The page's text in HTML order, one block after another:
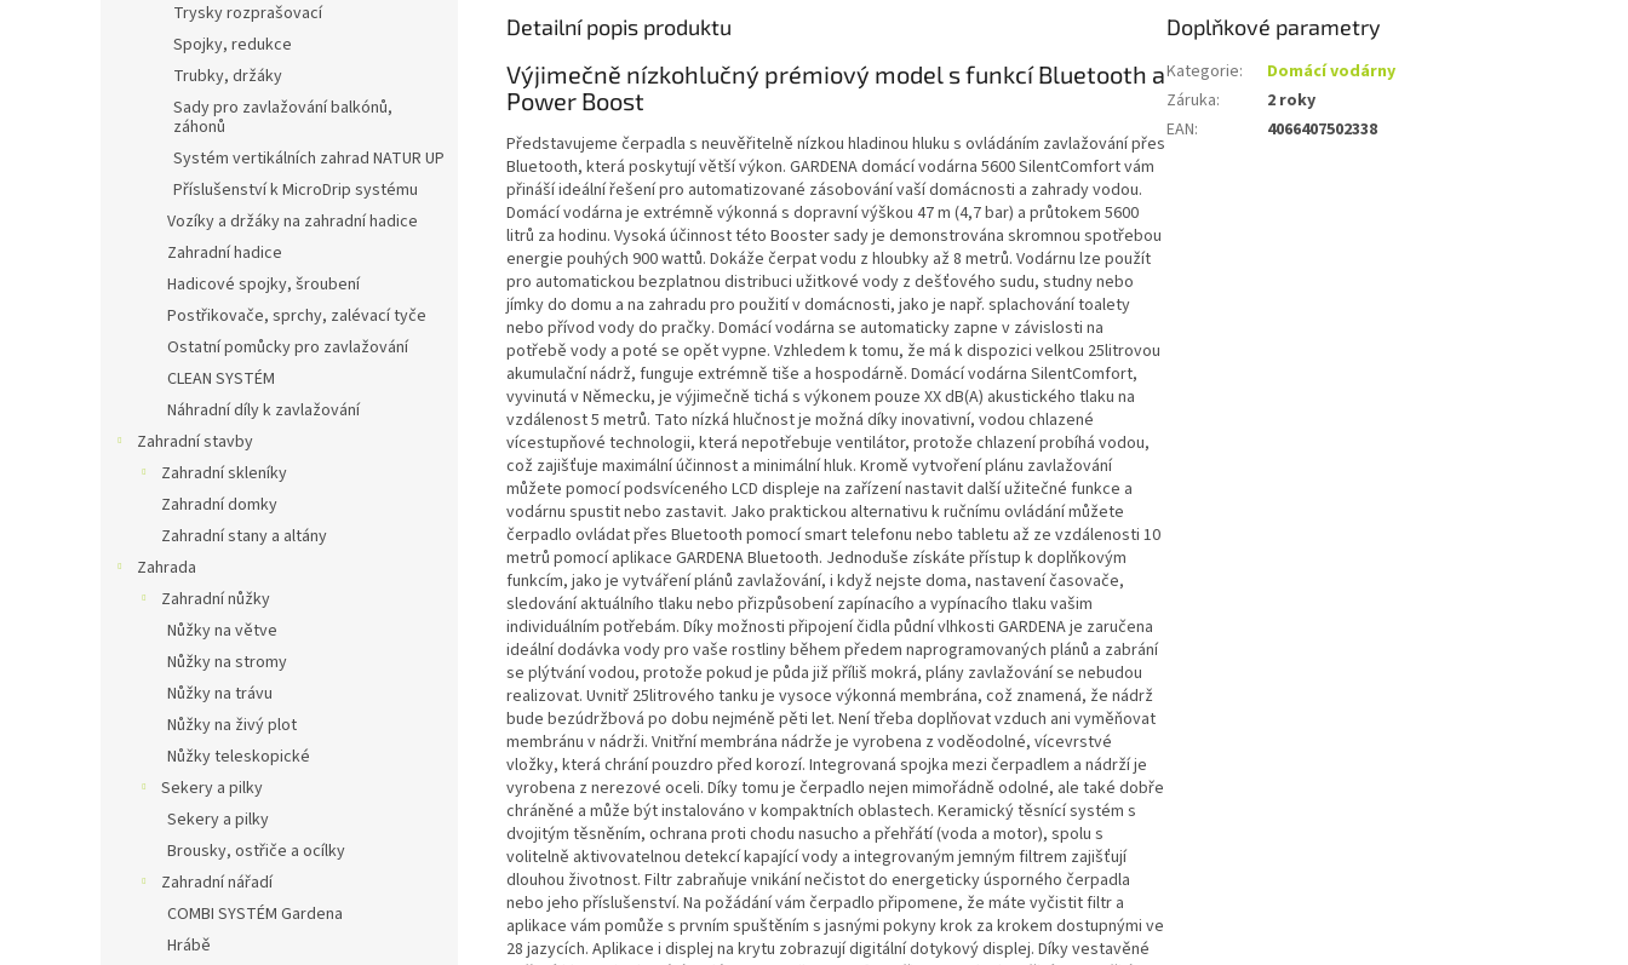
Trysky rozprašovací
Spojky, redukce
Trubky, držáky
Sady pro zavlažování balkónů,
záhonů
Systém vertikálních zahrad NATUR UP
Příslušenství k MicroDrip systému
Vozíky a držáky na zahradní hadice
Zahradní hadice
Hadicové spojky, šroubení
Postřikovače, sprchy, zalévací tyče
Ostatní pomůcky pro zavlažování
CLEAN SYSTÉM
Náhradní díly k zavlažování
Zahradní stavby
Zahradní skleníky
Zahradní domky
Zahradní stany a altány
Zahrada
Zahradní nůžky
Nůžky na větve
Nůžky na stromy
Nůžky na trávu
Nůžky na živý plot
Nůžky teleskopické
Sekery a pilky
Sekery a pilky
Brousky, ostřiče a ocílky
Zahradní nářadí
COMBI SYSTÉM Gardena
Hrábě
Detailní popis produktu
Výjimečně nízkohlučný prémiový model s funkcí Bluetooth a
Power Boost
Představujeme čerpadla s neuvěřitelně nízkou hladinou hluku s ovládáním zavlažování přes
Bluetooth, která poskytují větší výkon. GARDENA domácí vodárna 5600 SilentComfort vám
přináší ideální řešení pro automatizované zásobování vaší domácnosti a zahrady vodou.
Domácí vodárna je extrémně výkonná s dopravní výškou 47 m (4,7 bar) a průtokem 5600
litrů za hodinu. Vysoká účinnost této Booster sady je demonstrována skromnou spotřebou
energie pouhých 900 wattů. Dokáže čerpat vodu z hloubky až 8 metrů. Vodárnu lze použít
pro automatickou bezplatnou distribuci užitkové vody z dešťového sudu, studny nebo
jímky do domu a na zahradu pro použití v domácnosti, jako je např. splachování toalety
nebo přívod vody do pračky. Domácí vodárna se automaticky zapne v závislosti na
potřebě vody a poté se opět vypne. Vzhledem k tomu, že má k dispozici velkou 25litrovou
akumulační nádrž, funguje extrémně tiše a hospodárně. Domácí vodárna SilentComfort,
vyvinutá v Německu, je výjimečně tichá s výkonem pouze XX dB(A) akustického tlaku na
vzdálenost 5 metrů. Tato nízká hlučnost je možná díky inovativní, vodou chlazené
vícestupňové technologii, která nepotřebuje ventilátor, protože chlazení probíhá vodou,
což zajišťuje maximální účinnost a minimální hluk. Kromě vytvoření plánu zavlažování
můžete pomocí podsvíceného LCD displeje na zařízení nastavit další užitečné funkce a
vodárnu spustit nebo zastavit. Jako praktickou alternativu k ručnímu ovládání můžete
čerpadlo ovládat přes Bluetooth pomocí smart telefonu nebo tabletu až ze vzdálenosti 10
metrů pomocí aplikace GARDENA Bluetooth. Jednoduše získáte přístup k doplňkovým
funkcím, jako je vytváření plánů zavlažování, i když nejste doma, nastavení časovače,
sledování aktuálního tlaku nebo přizpůsobení zapínacího a vypínacího tlaku vašim
individuálním potřebám. Díky možnosti připojení čidla půdní vlhkosti GARDENA je zaručena
ideální dodávka vody pro vaše rostliny během předem naprogramovaných plánů a zabrání
se plýtvání vodou, protože pokud je půda již příliš mokrá, plány zavlažování se nebudou
realizovat. Uvnitř 25litrového tanku je vysoce výkonná membrána, což znamená, že nádrž
bude bezúdržbová po dobu nejméně pěti let. Není třeba doplňovat vzduch ani vyměňovat
membránu v nádrži. Vnitřní membrána nádrže je vyrobena z voděodolné, vícevrstvé
vložky, která chrání pouzdro před korozí. Integrovaná spojka mezi čerpadlem a nádrží je
vyrobena z nerezové oceli. Díky tomu je čerpadlo nejen mimořádně odolné, ale také dobře
chráněné a může být instalováno v kompaktních oblastech. Keramický těsnící systém s
dvojitým těsněním, ochrana proti chodu nasucho a přehřátí (voda a motor), spolu s
volitelně aktivovatelnou detekcí kapající vody a integrovaným jemným filtrem zajišťují
dlouhou životnost. Filtr zabraňuje vnikání nečistot do energeticky úsporného čerpadla
nebo jeho příslušenství. Na požádání vám čerpadlo připomene, že máte vyčistit filtr a
aplikace vám pomůže s prvním spuštěním s jasnými pokyny krok za krokem dostupnými ve
28 jazycích. Aplikace i displej na krytu zobrazují digitální dotykový displej. Díky vestavěné
Doplňkové parametry
Kategorie:
Domácí vodárny
Záruka:
2 roky
EAN: 4066407502338